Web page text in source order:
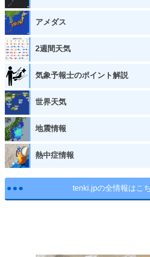
アメダス
2週間天気
気象予報士のポイント解説
世界天気
地震情報
熱中症情報
tenki.jpの全情報はこ